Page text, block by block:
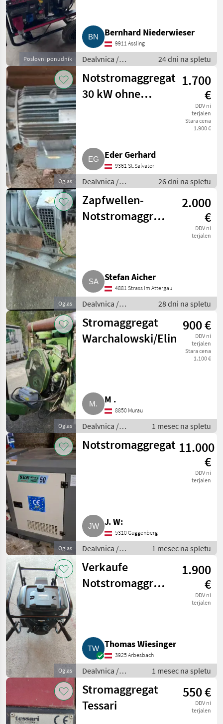
Poslovni ponudnik
Bernhard Niederwieser
9911 Assling
Dealvnica /
Električni
generatorji
24 dni na spletu
Oglas
Notstromaggregat
30 kW ohne
1.700
€
DDV ni
terjalen
Stara cena
1.900 €
Eder Gerhard
9361 St.Salvator
Dealvnica /
Električni
generatorji
26 dni na spletu
Oglas
Zapfwellen-
Notstromaggregat
2.000
€
DDV ni
terjalen
Stefan Aicher
4881 Strass Im Attergau
Dealvnica /
Električni
generatorji
28 dni na spletu
Oglas
Stromaggregat
Warchalowski/Elin
900 €
DDV ni
terjalen
Stara cena
1.100 €
M .
8850 Murau
Dealvnica /
Električni
generatorji
1 mesec na spletu
Oglas
Notstromaggregat 11.000
€
DDV ni
terjalen
J. W:
5310 Guggenberg
Dealvnica /
Električni
generatorji
1 mesec na spletu
Oglas
Verkaufe
Notstromaggregat
1.900
€
DDV ni
terjalen
Thomas Wiesinger
3925 Arbesbach
Dealvnica /
Električni
generatorji
1 mesec na spletu
Stromaggregat
Tessari
550 €
DDV ni
terjalen